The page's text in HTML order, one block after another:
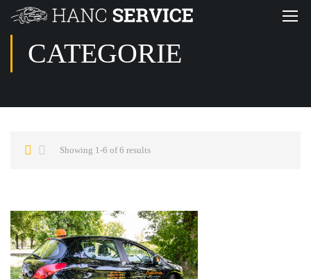
CATEGORIE
Showing 1-6 of 6 results